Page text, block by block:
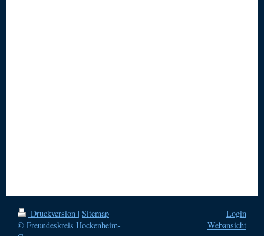
Druckversion | Sitemap
© Freundeskreis Hockenheim-
Login
Webansicht